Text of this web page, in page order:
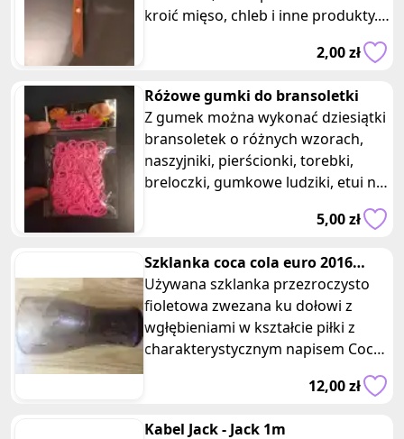
kroić mięso, chleb i inne produkty.
2,00 zł
Różowe gumki do bransoletki
Z gumek można wykonać dziesiątki
bransoletek o różnych wzorach,
naszyjniki, pierścionki, torebki,
breloczki, gumkowe ludziki, etui na
5,00 zł
Szklanka coca cola euro 2016
france piłka fioletowa Mcdonald
Używana szklanka przezroczysto
fioletowa zwezana ku dołowi z
wgłębieniami w kształcie piłki z
charakterystycznym napisem Coca-
Cola oraz euro2016 France z serii
12,00 zł
Kabel Jack - Jack 1m